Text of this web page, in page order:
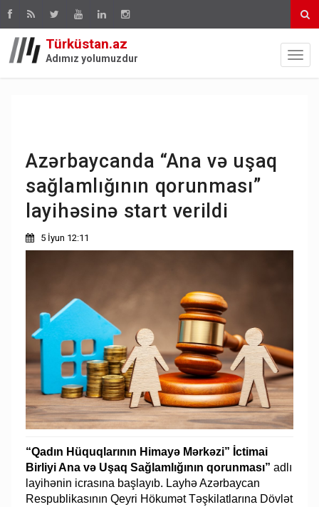
Türküstan.az
Adımız yolumuzdur
Azərbaycanda “Ana və uşaq
sağlamlığının qorunması”
layihəsinə start verildi
5 İyun 12:11
“Qadın Hüquqlarının Himayə Mərkəzi” İctimai
Birliyi Ana və Uşaq Sağlamlığının qorunması” adlı
layihənin icrasına başlayıb. Layhə Azərbaycan
Respublikasının Qeyri Hökumət Təşkilatlarına Dövlət